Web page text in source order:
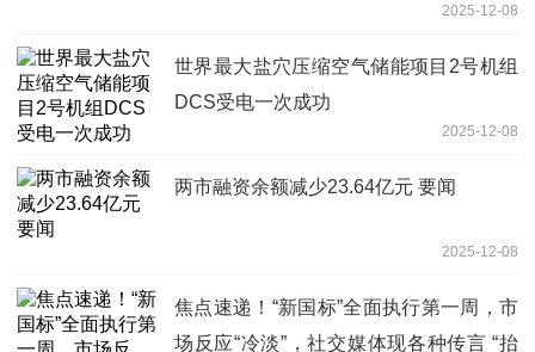
2025-12-08
世界最大盐穴压缩空气储能项目2号机组
DCS受电一次成功
2025-12-08
两市融资余额减少23.64亿元 要闻
2025-12-08
焦点速递！“新国标”全面执行第一周，市
场反应“冷淡”，社交媒体现各种传言 “抬